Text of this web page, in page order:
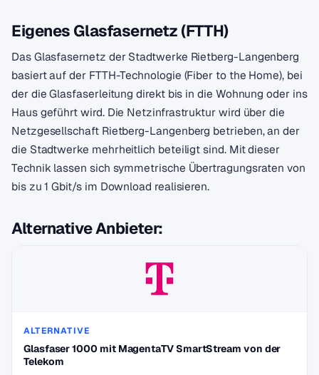
Eigenes Glasfasernetz (FTTH)
Das Glasfasernetz der Stadtwerke Rietberg-Langenberg
basiert auf der FTTH-Technologie (Fiber to the Home), bei
der die Glasfaserleitung direkt bis in die Wohnung oder ins
Haus geführt wird. Die Netzinfrastruktur wird über die
Netzgesellschaft Rietberg-Langenberg betrieben, an der
die Stadtwerke mehrheitlich beteiligt sind. Mit dieser
Technik lassen sich symmetrische Übertragungsraten von
bis zu 1 Gbit/s im Download realisieren.
Alternative Anbieter:
ALTERNATIVE
Glasfaser 1000 mit MagentaTV SmartStream von der
Telekom